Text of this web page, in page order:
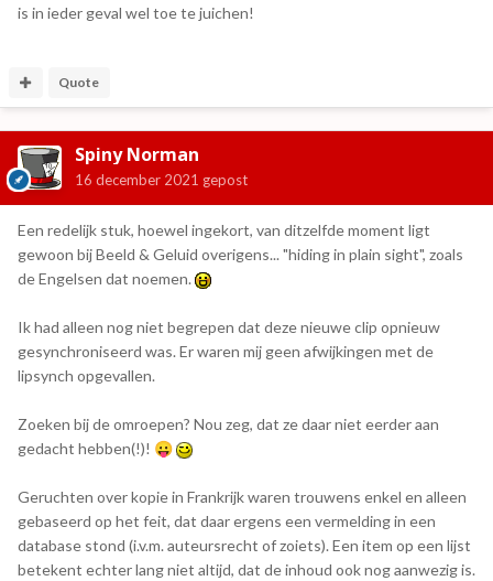
is in ieder geval wel toe te juichen!
Quote
Spiny Norman
16 december 2021 gepost
Een redelijk stuk, hoewel ingekort, van ditzelfde moment ligt
gewoon bij Beeld & Geluid overigens... "hiding in plain sight", zoals
de Engelsen dat noemen.
Ik had alleen nog niet begrepen dat deze nieuwe clip opnieuw
gesynchroniseerd was. Er waren mij geen afwijkingen met de
lipsynch opgevallen.
Zoeken bij de omroepen? Nou zeg, dat ze daar niet eerder aan
gedacht hebben(!)! 😛
Geruchten over kopie in Frankrijk waren trouwens enkel en alleen
gebaseerd op het feit, dat daar ergens een vermelding in een
database stond (i.v.m. auteursrecht of zoiets). Een item op een lijst
betekent echter lang niet altijd, dat de inhoud ook nog aanwezig is.